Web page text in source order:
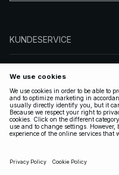
KUNDESERVICE
FØLG OSS
LOVLIG